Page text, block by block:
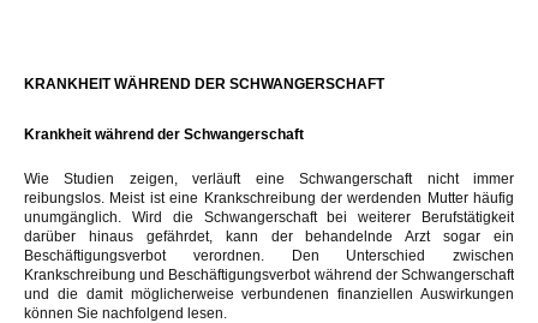
KRANKHEIT WÄHREND DER SCHWANGERSCHAFT
Krankheit während der Schwangerschaft
Wie Studien zeigen, verläuft eine Schwangerschaft nicht immer
reibungslos. Meist ist eine Krankschreibung der werdenden Mutter häufig
unumgänglich. Wird die Schwangerschaft bei weiterer Berufstätigkeit
darüber hinaus gefährdet, kann der behandelnde Arzt sogar ein
Beschäftigungsverbot verordnen. Den Unterschied zwischen
Krankschreibung und Beschäftigungsverbot während der Schwangerschaft
und die damit möglicherweise verbundenen finanziellen Auswirkungen
können Sie nachfolgend lesen.